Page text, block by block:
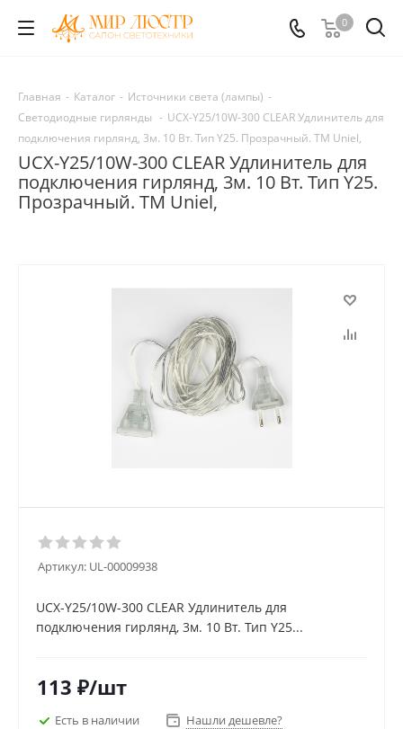
0
Главная - Каталог - Источники света (лампы) -
Светодиодные гирлянды - UCX-Y25/10W-300 CLEAR Удлинитель для
подключения гирлянд, 3м. 10 Вт. Тип Y25. Прозрачный. ТМ Uniel,
UCX-Y25/10W-300 CLEAR Удлинитель для
подключения гирлянд, 3м. 10 Вт. Тип Y25.
Прозрачный. ТМ Uniel,
Артикул: UL-00009938
UCX-Y25/10W-300 CLEAR Удлинитель для
подключения гирлянд, 3м. 10 Вт. Тип Y25...
113 ₽/шт
Есть в наличии Нашли дешевле?